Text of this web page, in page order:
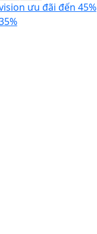
ưu đãi đến 45%